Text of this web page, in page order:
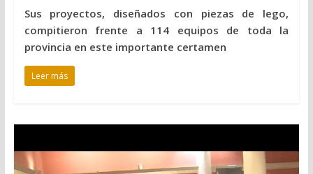
Sus proyectos, diseñados con piezas de lego,
compitieron frente a 114 equipos de toda la
provincia en este importante certamen
Leer más